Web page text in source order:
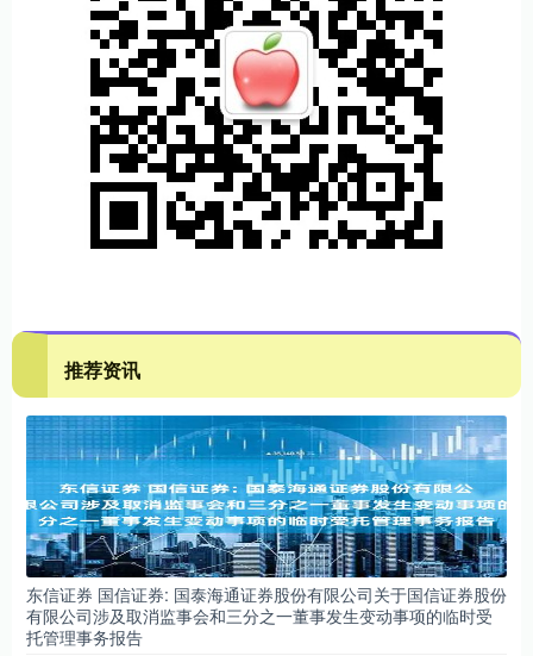
推荐资讯
东信证券 国信证券: 国泰海通证券股份有限公司关于国信证券股份
有限公司涉及取消监事会和三分之一董事发生变动事项的临时受
托管理事务报告